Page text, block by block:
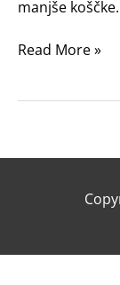
manjše
Read More »